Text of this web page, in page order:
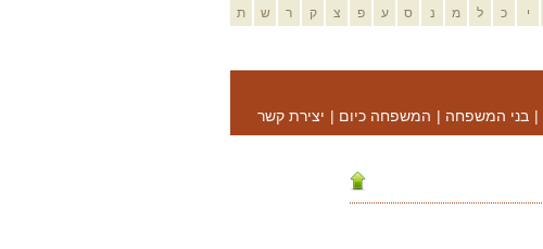
י כ ל מ נ ס ע פ צ ק ר ש ת
| בני המשפחה | המשפחה כיום | יצירת קשר